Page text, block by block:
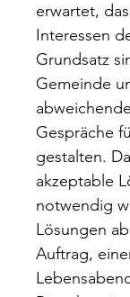
erwartet,
Interessen
Grundsatz
Gemeinde
Gespräche
gestalten.
akzeptable
notwendig
Lösungen
Auftrag,